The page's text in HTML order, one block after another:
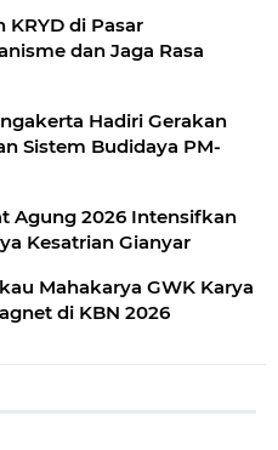
di Pasar
dan Jaga Rasa
Hadiri Gerakan
Sistem Budidaya PM-
Agung 2026 Intensifkan
Kesatrian Gianyar
Mahakarya GWK Karya
di KBN 2026